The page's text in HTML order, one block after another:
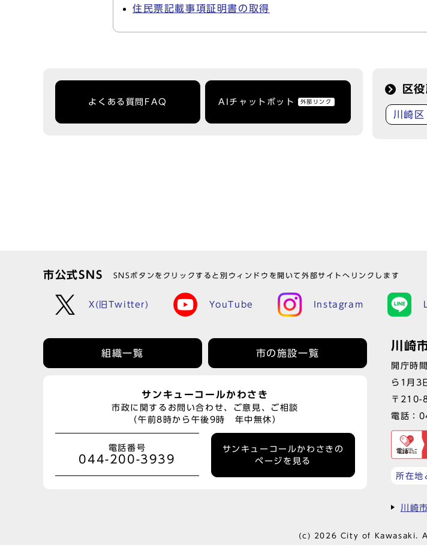
住民票記載事項証明書の取得
よくある質問FAQ AIチャットボット 外部リンク
区
川崎区
市公式SNS SNSボタンをクリックすると別ウィンドウを開いて外部サイトへリンクします
X(旧Twitter) YouTube Instagram
組織一覧 市の施設一覧
サンキューコールかわさき
市政に関するお問い合わせ、ご意見、ご相談
（午前8時から午後9時 年中無休）
電話番号
044-200-3939
サンキューコールかわさきの
ページを見る
川崎
開庁時
ら1月3
〒210-
電話：
所在地
川崎
(c) 2026 City of Kawasaki.